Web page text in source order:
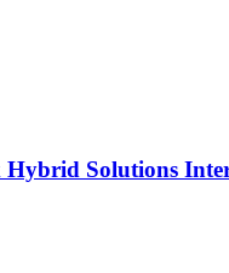
Hybrid Solutions